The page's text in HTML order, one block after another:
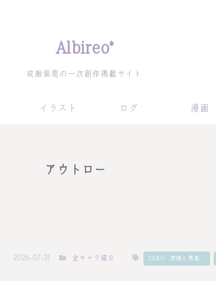
Albireo*
成瀬紫苑の一次創作掲載サイト
イラスト ログ 漫画
アウトロー
2026-07-31 全キャラ紹介 ZERO－夜蝶と黒鷲－ ,